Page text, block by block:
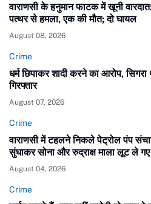
वाराणसी के हनुमान फाटक में खूनी
पत्थर से हमला, एक की मौत; दो घायल
August 08, 2026
Crime
धर्म छिपाकर शादी करने का आरोप,
गिरफ्तार
August 07, 2026
Crime
वाराणसी में टहलने निकले पेट्रोल पंप
सुंघाकर सोना और रुद्राक्ष माला लूट ले
August 04, 2026
Crime